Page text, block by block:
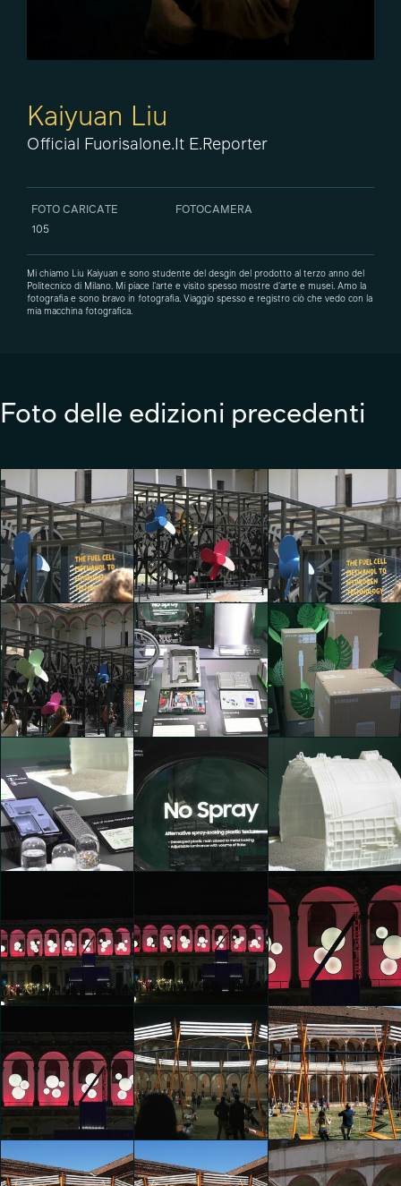
Kaiyuan Liu
Official Fuorisalone.it E.Reporter
FOTO CARICATE
105
FOTOCAMERA
Mi chiamo Liu Kaiyuan e sono studente del desgin del prodotto al terzo anno del
Politecnico di Milano. Mi piace l'arte e visito spesso mostre d'arte e musei. Amo la
fotografia e sono bravo in fotografia. Viaggio spesso e registro ciò che vedo con la
mia macchina fotografica.
Foto delle edizioni precedenti
La Macchina Impossibile
Kaiyuan Liu
La Macchina Impossibile
Kaiyuan Liu
La Macchina Impossibile
Kaiyuan Liu
La Macchina Impossibile
Kaiyuan Liu
Bespoke Home, Bespoke
Kaiyuan Liu
Bespoke Home, Bespoke
Life
Kaiyuan Liu
Bespoke Home, Bespoke
Kaiyuan Liu
Bespoke Home, Bespoke
Life
Kaiyuan Liu
Bespoke Home, Bespoke
Life
Kaiyuan Liu
Artemide - La storia della
luce in Porta Romana
Artemide - La storia della
luce in Porta Romana
Kaiyuan Liu
Artemide - La storia della
luce in Porta Romana
Kaiyuan Liu